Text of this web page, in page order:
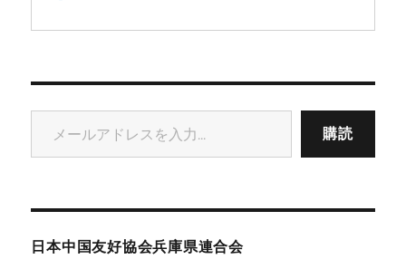
メールアドレスを入力...
購読
日本中国友好協会兵庫県連合会